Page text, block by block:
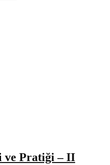
ve Pratiği – II